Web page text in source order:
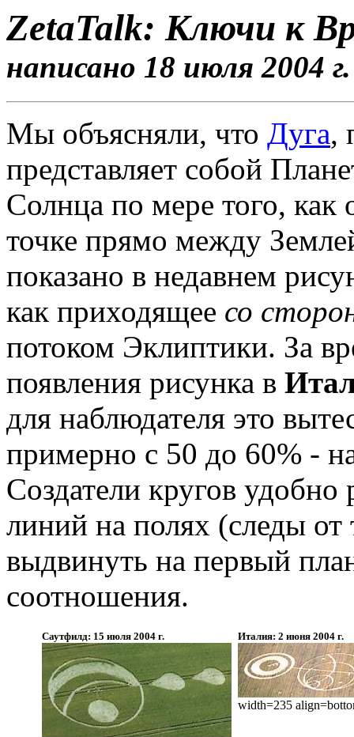
ZetaTalk: Ключи к
написано 18 июля 2004 г.
Мы объясняли, что Дуга,
представляет собой
Солнца по мере того, как
точке прямо между
показано в недавнем
как приходящее со
потоком Эклиптики. За
появления рисунка в
для наблюдателя это
примерно с 50 до 60% -
Создатели кругов
линий на полях (следы
выдвинуть на первый
соотношения.
Саутфилд: 15 июля 2004 г. Италия: 2 июня 2004 г.
width=235